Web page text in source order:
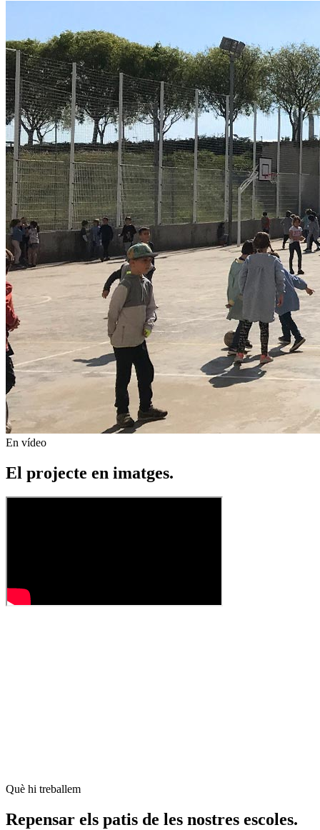
En vídeo
El projecte en imatges.
Què hi treballem
Repensar els patis de les nostres escoles.